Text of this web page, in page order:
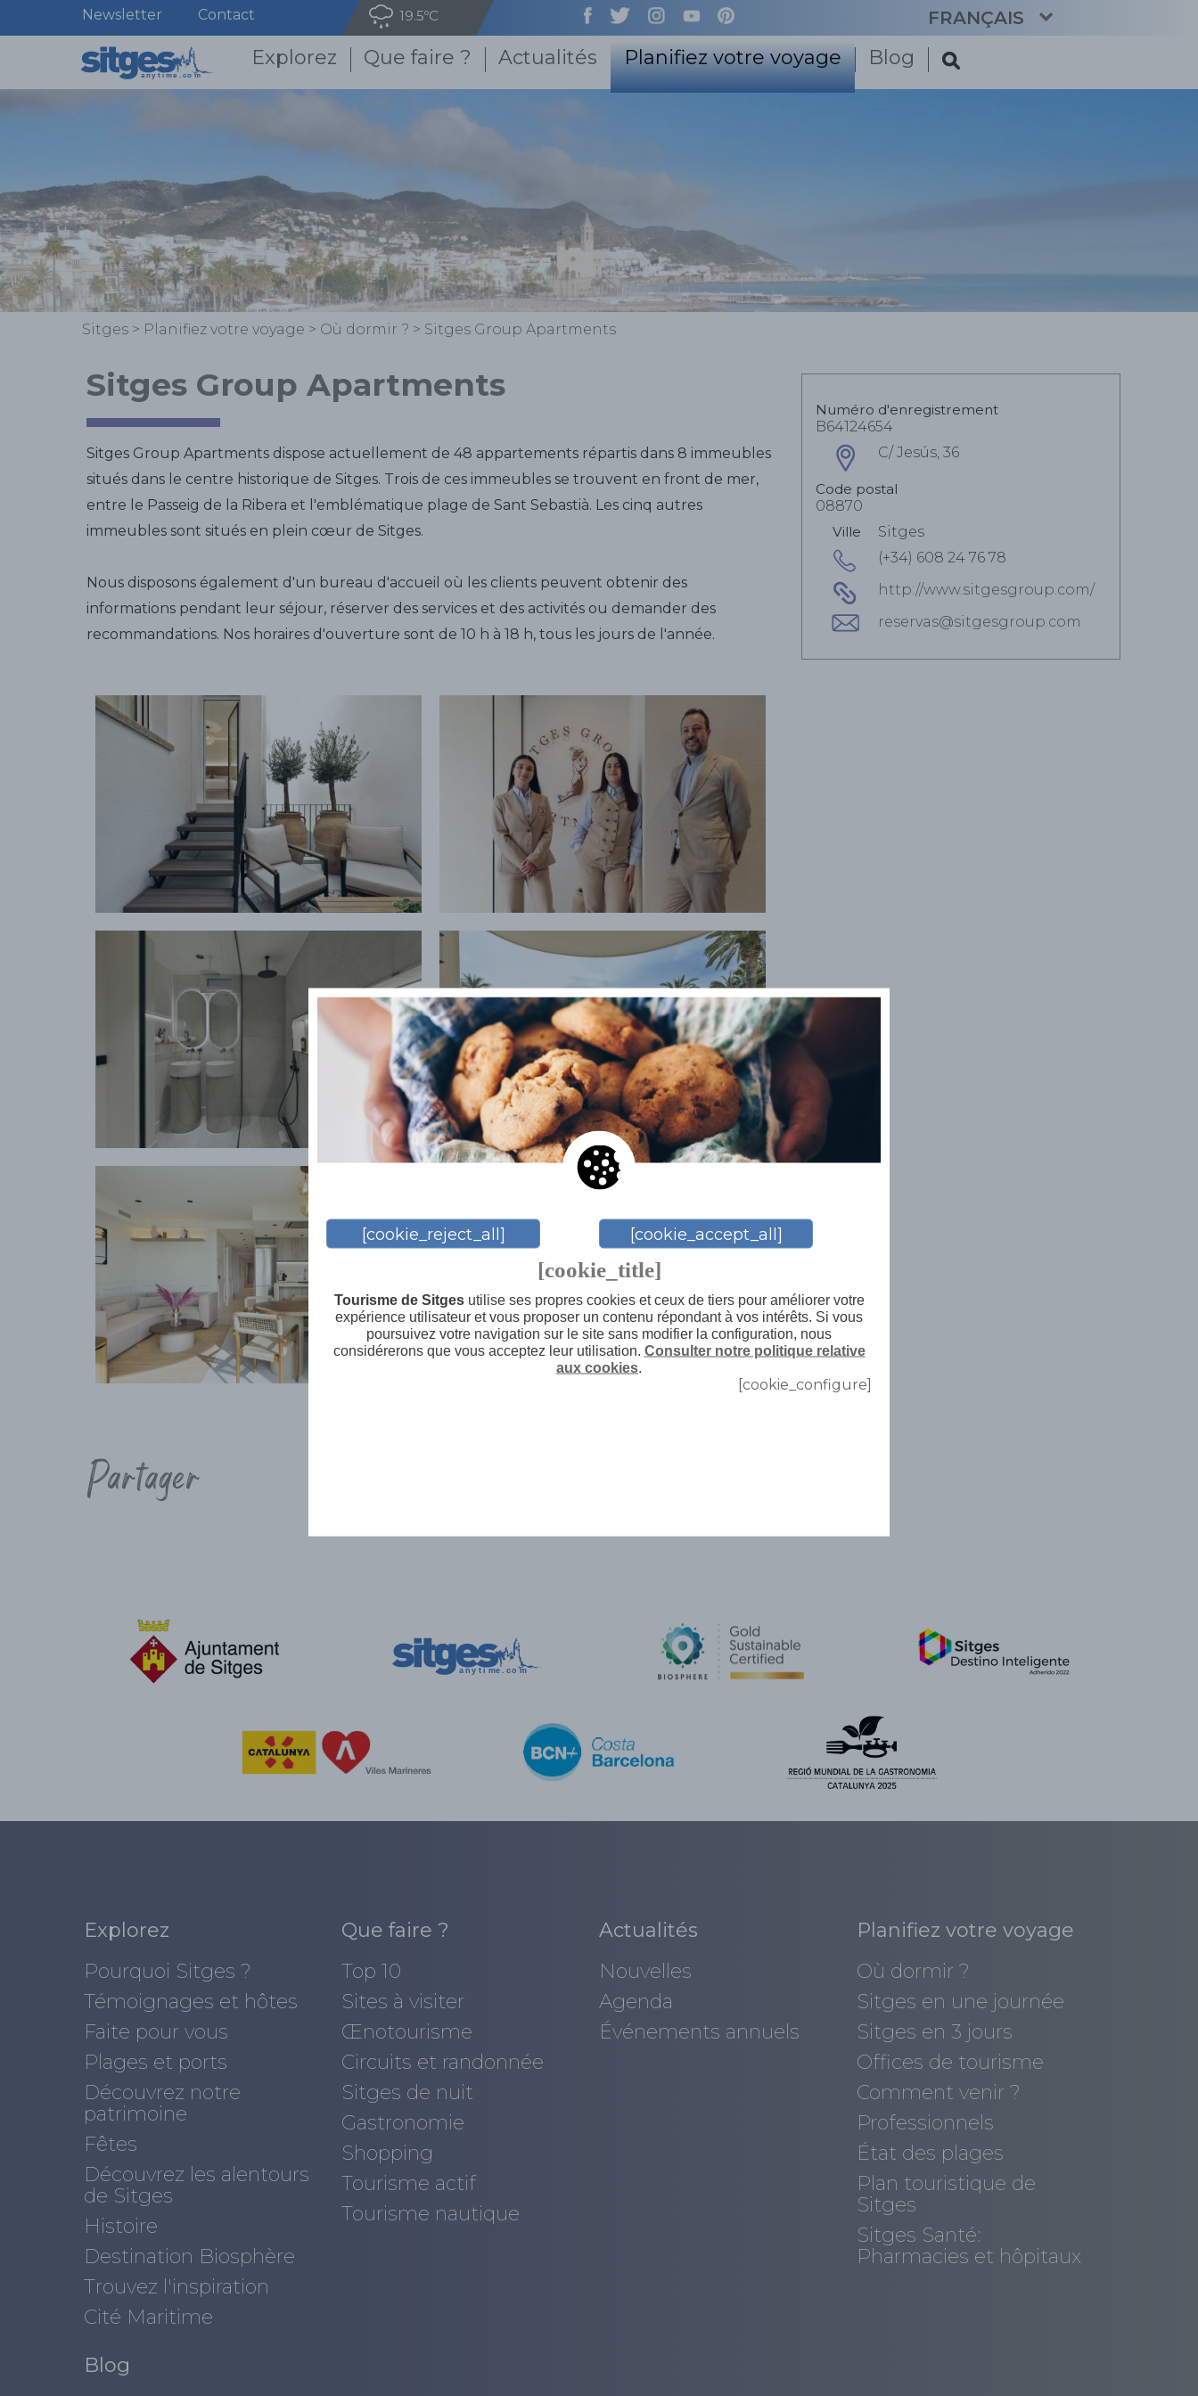
Newsletter Contact 19.5ºC FRANÇAIS
CATALÀ
Explorez Que faire ? Actualités Planifiez votre voyage Blog
Sitges > Planifiez votre voyage > Où dormir ? > Sitges Group Apartments
Sitges Group Apartments
Sitges Group Apartments dispose actuellement de 48 appartements répartis dans 8 immeubles
situés dans le centre historique de Sitges. Trois de ces immeubles se trouvent en front de mer,
entre le Passeig de la Ribera et l'emblématique plage de Sant Sebastià. Les cinq autres
immeubles sont situés en plein cœur de Sitges.
Nous disposons également d'un bureau d'accueil où les clients peuvent obtenir des
informations pendant leur séjour, réserver des services et des activités ou demander des
recommandations. Nos horaires d'ouverture sont de 10 h à 18 h, tous les jours de l'année.
+6
Partager
Numéro d'enregistrement
B64124654
C/ Jesús, 36
Code postal
08870
Ville
Sitges
(+34) 608 24 76 78
http://www.sitgesgroup.com/
reservas@sitgesgroup.com
Explorez
Pourquoi Sitges ?
Témoignages et hôtes
Faite pour vous
Plages et ports
Découvrez notre
patrimoine
Fêtes
Découvrez les alentours
de Sitges
Histoire
Destination Biosphère
Trouvez l'inspiration
Cité Maritime
Que faire ?
Top 10
Sites à visiter
Œnotourisme
Circuits et randonnée
Sitges de nuit
Gastronomie
Shopping
Tourisme actif
Tourisme nautique
Actualités
Nouvelles
Agenda
Événements annuels
Planifiez votre voyage
Où dormir ?
Sitges en une journée
Sitges en 3 jours
Offices de tourisme
Comment venir ?
Professionnels
État des plages
Plan touristique de
Sitges
Sitges Santé:
Pharmacies et hôpitaux
Blog
[cookie_reject_all] [cookie_accept_all]
[cookie_title]
Tourisme de Sitgesutilise ses propres cookies et ceux de tiers pour améliorer votre
expérience utilisateur et vous proposer un contenu répondant à vos intérêts. Si vous
poursuivez votre navigation sur le site sans modifier la configuration, nous
considérerons que vous acceptez leur utilisation. Consulter notre politique relative
aux cookies.
[cookie_configure]